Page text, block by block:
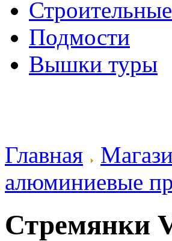
Подмости
Вышки туры
Главная
алюминиевые
Стремянки